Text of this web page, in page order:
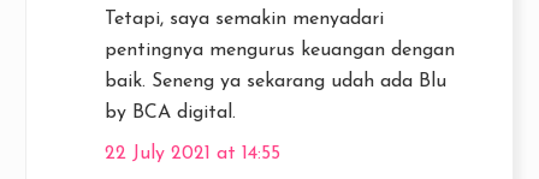
Tetapi, saya semakin menyadari
pentingnya mengurus keuangan dengan
baik. Seneng ya sekarang udah ada Blu
by BCA digital.
22 July 2021 at 14:55